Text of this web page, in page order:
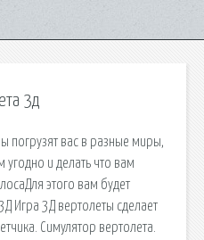
3д
погрузят вас в разные миры,
и делать что вам
этого вам будет
Игра 3Д вертолеты сделает
Симулятор вертолета.